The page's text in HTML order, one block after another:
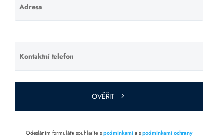
Adresa
Ponechte
toto pole
Kontaktní telefon
Ponechte
toto pole
prázdné.
OVĚŘIT
Odesláním formuláře souhlasíte spodmínkamia spodmínkami ochrany